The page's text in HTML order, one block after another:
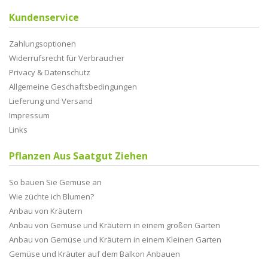
Kundenservice
Zahlungsoptionen
Widerrufsrecht für Verbraucher
Privacy & Datenschutz
Allgemeine Geschaftsbedingungen
Lieferung und Versand
Impressum
Links
Pflanzen Aus Saatgut Ziehen
So bauen Sie Gemüse an
Wie züchte ich Blumen?
Anbau von Kräutern
Anbau von Gemüse und Kräutern in einem großen Garten
Anbau von Gemüse und Kräutern in einem Kleinen Garten
Gemüse und Kräuter auf dem Balkon Anbauen